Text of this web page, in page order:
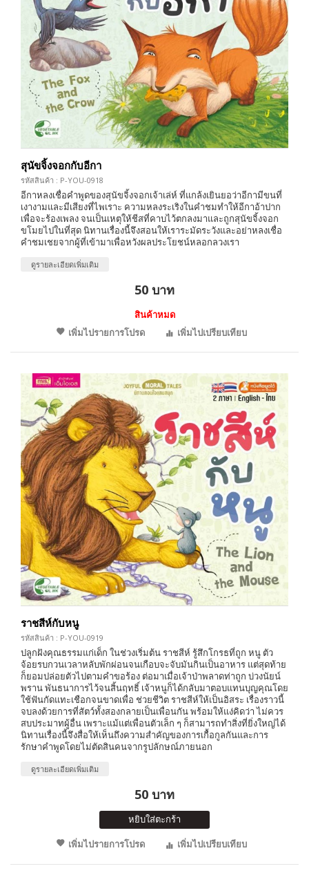
สุนัขจิ้งจอกกับอีกา
รหัสสินค้า : P-YOU-0918
อีกาหลงเชื่อคำพูดของสุนัขจิ้งจอกเจ้าเล่ห์ ที่แกล้งเยินยอว่าอีกามีขนที่
เงางามและมีเสียงที่ไพเราะ ความหลงระเริงในคำชมทำให้อีกาอ้าปาก
เพื่อจะร้องเพลง จนเป็นเหตุให้ชีสที่คาบไว้ตกลงมาและถูกสุนัขจิ้งจอก
ขโมยไปในที่สุด นิทานเรื่องนี้จึงสอนให้เราระมัดระวังและอย่าหลงเชื่อ
คำชมเชยจากผู้ที่เข้ามาเพื่อหวังผลประโยชน์หลอกลวงเรา
ดูรายละเอียดเพิ่มเติม
50 บาท
สินค้าหมด
เพิ่มไปรายการโปรด
เพิ่มไปเปรียบเทียบ
ราชสีห์กับหนู
รหัสสินค้า : P-YOU-0919
ปลูกฝังคุณธรรมแก่เด็ก ในช่วงเริ่มต้น ราชสีห์ รู้สึกโกรธที่ถูก หนู ตัว
จ้อยรบกวนเวลาหลับพักผ่อนจนเกือบจะจับมันกินเป็นอาหาร แต่สุดท้าย
ก็ยอมปล่อยตัวไปตามคำขอร้อง ต่อมาเมื่อเจ้าป่าพลาดท่าถูก บ่วงนัยน์
พราน พันธนาการไว้จนสิ้นฤทธิ์ เจ้าหนูก็ได้กลับมาตอบแทนบุญคุณโดย
ใช้ฟันกัดแทะเชือกจนขาดเพื่อ ช่วยชีวิต ราชสีห์ให้เป็นอิสระ เรื่องราวนี้
จบลงด้วยการที่สัตว์ทั้งสองกลายเป็นเพื่อนกัน พร้อมให้แง่คิดว่า ไม่ควร
สบประมาทผู้อื่น เพราะแม้แต่เพื่อนตัวเล็ก ๆ ก็สามารถทำสิ่งที่ยิ่งใหญ่ได้
นิทานเรื่องนี้จึงสื่อให้เห็นถึงความสำคัญของการเกื้อกูลกันและการ
รักษาคำพูดโดยไม่ตัดสินคนจากรูปลักษณ์ภายนอก
ดูรายละเอียดเพิ่มเติม
50 บาท
หยิบใส่ตะกร้า
เพิ่มไปรายการโปรด
เพิ่มไปเปรียบเทียบ